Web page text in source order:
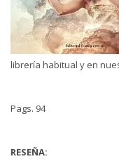
librería habitual y en
Pags. 94
RESEÑA: